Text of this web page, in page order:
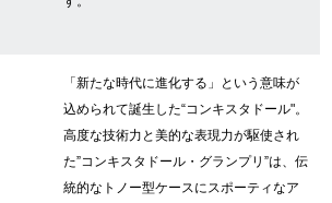
GINZA RASINについて
「新たな時代に進化する」という意味が
込められて誕生した“コンキスタドール"。
高度な技術力と美的な表現力が駆使され
た”コンキスタドール・グランプリ”は、伝
統的なトノー型ケースにスポーティなア